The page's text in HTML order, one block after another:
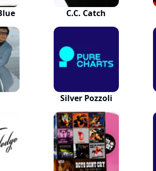
C.C. Catch
Silver Pozzoli